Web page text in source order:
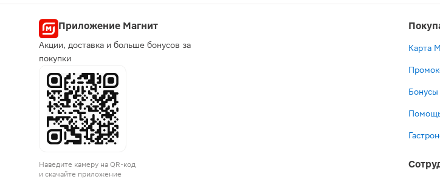
Приложение Магнит
Акции, доставка и больше бонусов за
покупки
Наведите камеру на QR-код
и скачайте приложение
Карта
Бонусы